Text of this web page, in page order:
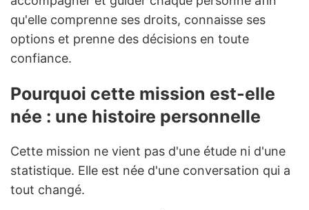
qu'elle comprenne ses droits, connaisse ses
options et prenne des décisions en toute
confiance.
Pourquoi cette mission est-elle
née : une histoire personnelle
Cette mission ne vient pas d'une étude ni d'une
statistique. Elle est née d'une conversation qui a
tout changé.